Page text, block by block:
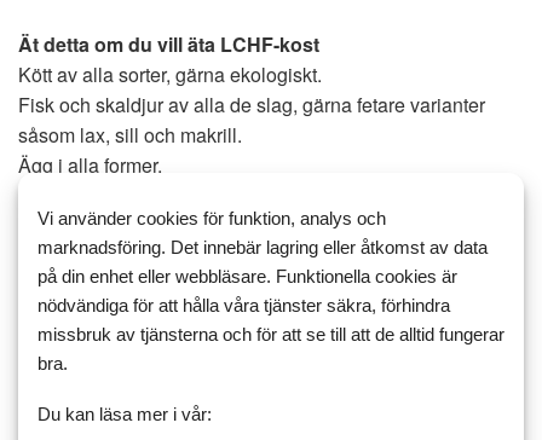
Ät detta om du vill äta LCHF-kost
Kött av alla sorter, gärna ekologiskt.
Fisk och skaldjur av alla de slag, gärna fetare varianter
såsom lax, sill och makrill.
Ägg i alla former.
Grönsaker som växer ovan jord såsom blomkål, broccoli,
kål, sparris, squash, aubergine, oliver, spenat, svamp,
gurka, grönsallad och avokado.
Feta mejeriprodukter såsom smör, Bregott, grädde, crème
fraiche, ost.
Nötter, gärna valnötter och hasselnötter.
Bär, hallon innehåller mindre kolhydrater.
Vi använder cookies för funktion, analys och
marknadsföring. Det innebär lagring eller åtkomst av data
på din enhet eller webbläsare. Funktionella cookies är
nödvändiga för att hålla våra tjänster säkra, förhindra
missbruk av tjänsterna och för att se till att de alltid fungerar
bra.
Du kan läsa mer i vår: